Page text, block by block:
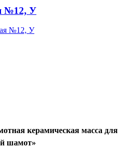
№12, У
керамическая масса для
шамот»